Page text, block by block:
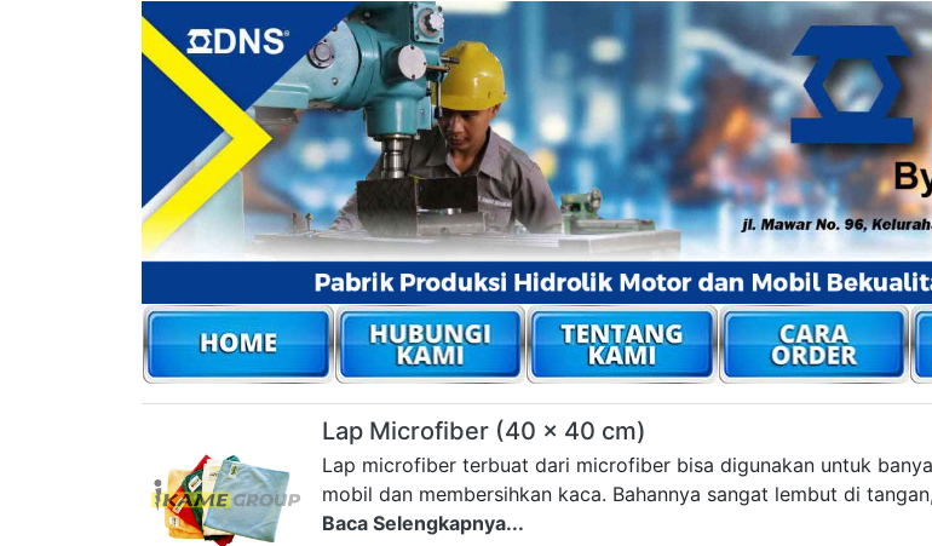
Lap Microfiber (40 x 40 cm)
Lap microfiber terbuat dari microfiber bisa digunakan untuk
mobil dan membersihkan kaca. Bahannya sangat lembut di
Baca Selengkapnya...